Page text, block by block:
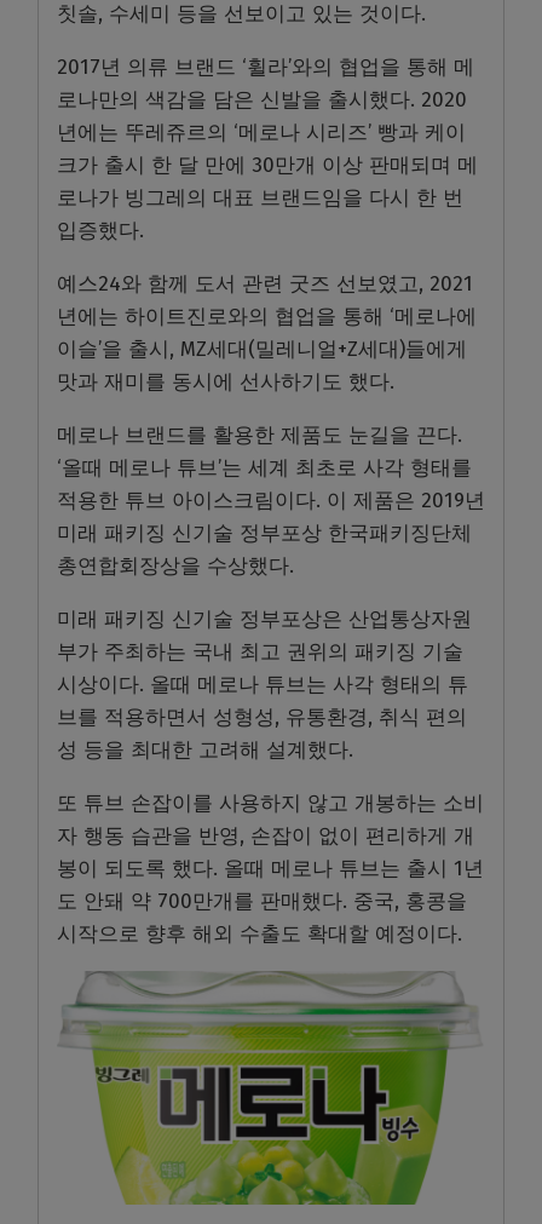
칫솔, 수세미 등을 선보이고 있는 것이다.
2017년 의류 브랜드 ‘휠라’와의 협업을 통해 메
로나만의 색감을 담은 신발을 출시했다. 2020
년에는 뚜레쥬르의 ‘메로나 시리즈’ 빵과 케이
크가 출시 한 달 만에 30만개 이상 판매되며 메
로나가 빙그레의 대표 브랜드임을 다시 한 번
입증했다.
예스24와 함께 도서 관련 굿즈 선보였고, 2021
년에는 하이트진로와의 협업을 통해 ‘메로나에
이슬’을 출시, MZ세대(밀레니얼+Z세대)들에게
맛과 재미를 동시에 선사하기도 했다.
메로나 브랜드를 활용한 제품도 눈길을 끈다.
‘올때 메로나 튜브’는 세계 최초로 사각 형태를
적용한 튜브 아이스크림이다. 이 제품은 2019년
미래 패키징 신기술 정부포상 한국패키징단체
총연합회장상을 수상했다.
미래 패키징 신기술 정부포상은 산업통상자원
부가 주최하는 국내 최고 권위의 패키징 기술
시상이다. 올때 메로나 튜브는 사각 형태의 튜
브를 적용하면서 성형성, 유통환경, 취식 편의
성 등을 최대한 고려해 설계했다.
또 튜브 손잡이를 사용하지 않고 개봉하는 소비
자 행동 습관을 반영, 손잡이 없이 편리하게 개
봉이 되도록 했다. 올때 메로나 튜브는 출시 1년
도 안돼 약 700만개를 판매했다. 중국, 홍콩을
시작으로 향후 해외 수출도 확대할 예정이다.